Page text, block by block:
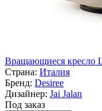
Вращающиеся кресло
Страна: Италия
Бренд: Desiree
Дизайнер: Jai Jalan
Под заказ